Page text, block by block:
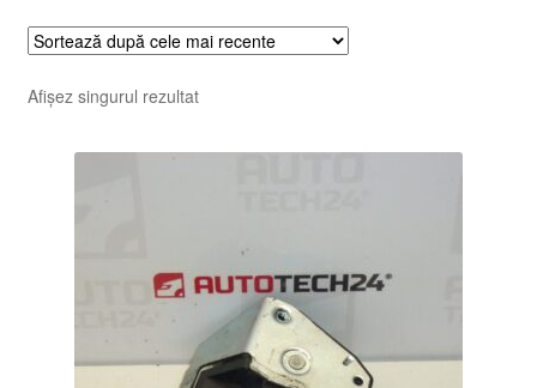
Afișez singurul rezultat